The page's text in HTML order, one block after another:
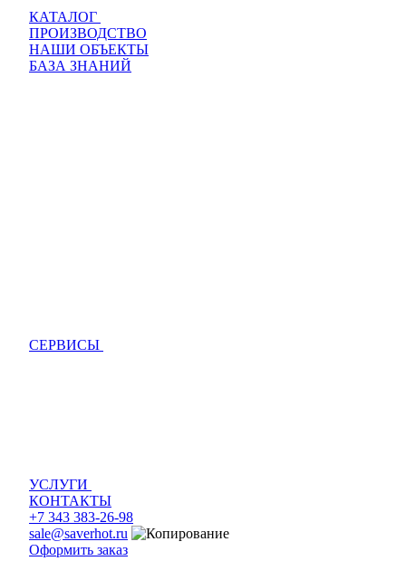
КАТАЛОГ
ПРОИЗВОДСТВО
НАШИ ОБЪЕКТЫ
БАЗА ЗНАНИЙ
СЕРВИСЫ
УСЛУГИ
КОНТАКТЫ
+7 343 383-26-98
sale@saverhot.ru
Оформить заказ